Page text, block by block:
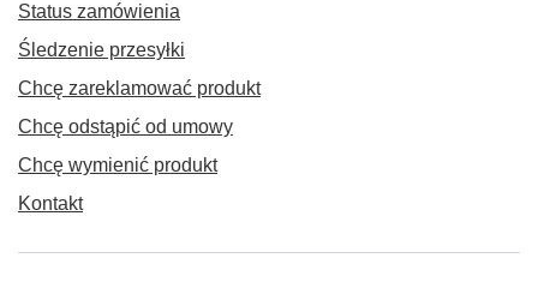
Status zamówienia
Śledzenie przesyłki
Chcę zareklamować produkt
Chcę odstąpić od umowy
Chcę wymienić produkt
Kontakt